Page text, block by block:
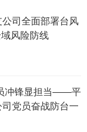
司全面部署台风
域风险防线
冲锋显担当——平
党员奋战防台一